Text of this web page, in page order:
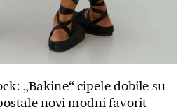
„Bakine“ cipele dobile su
novi modni favorit